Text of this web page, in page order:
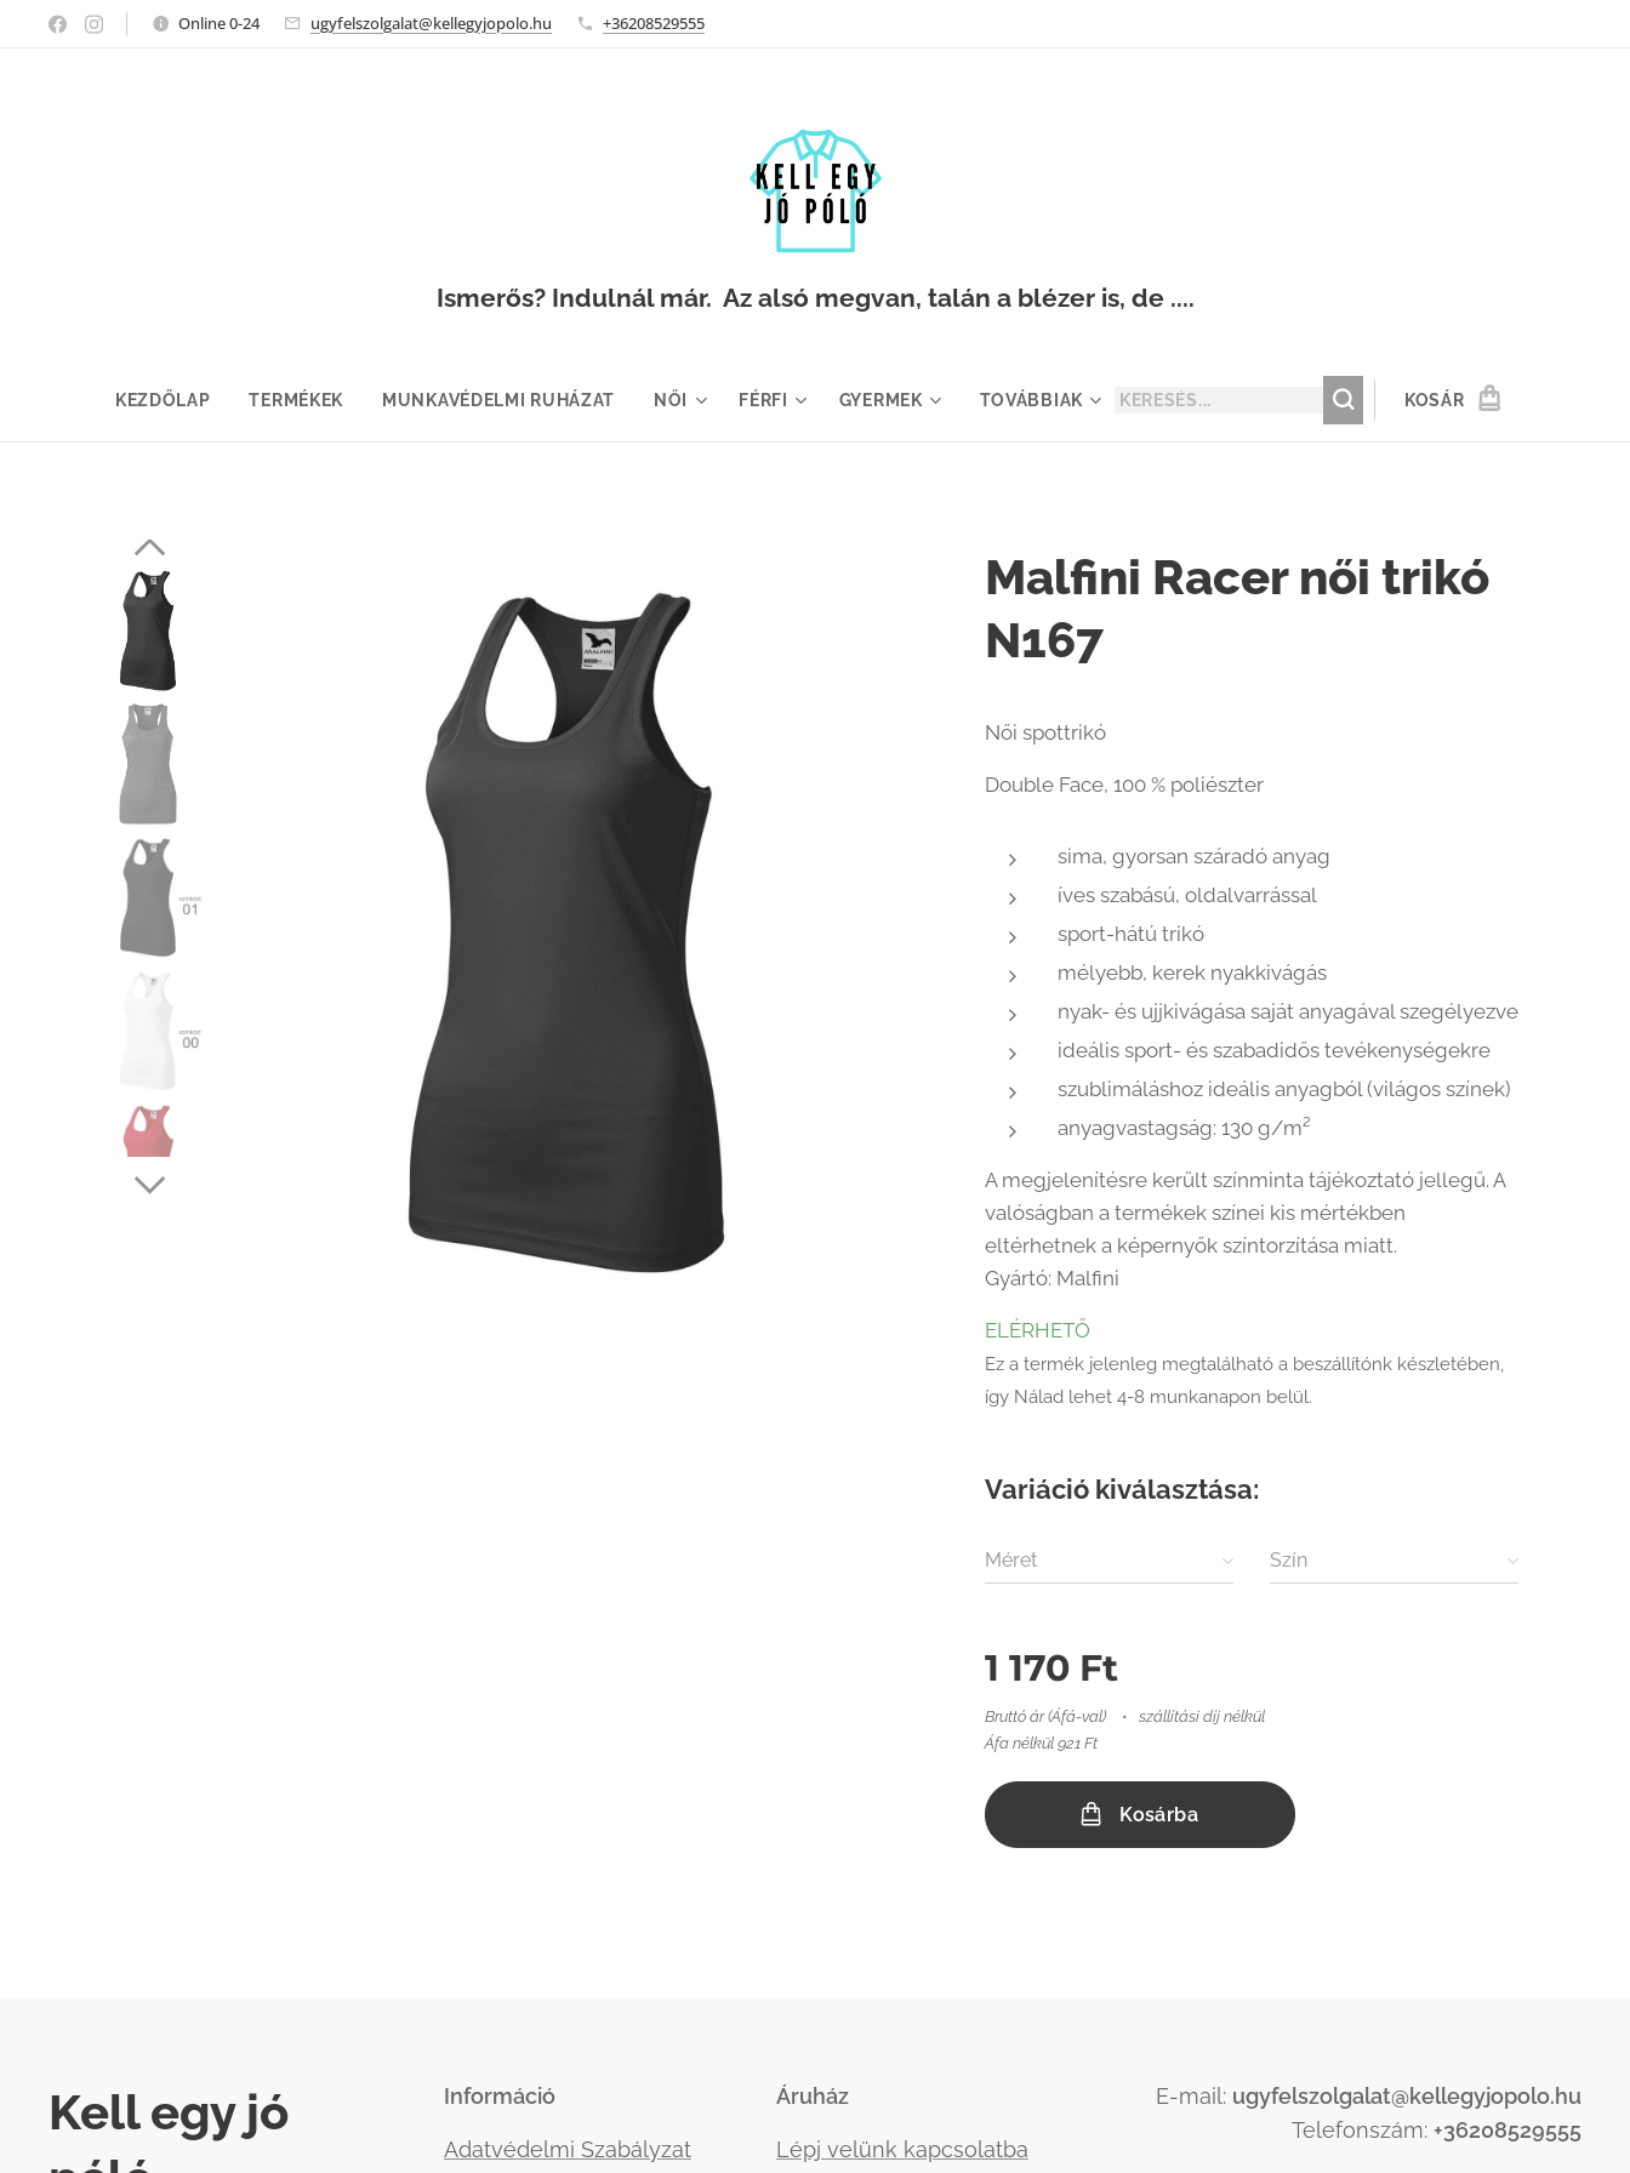
Online 0-24 ugyfelszolgalat@kellegyjopolo.hu +36208529555
Ismerős? Indulnál már. Az alsó megvan, talán a blézer is, de ....
KEZDŐLAP TERMÉKEK MUNKAVÉDELMI RUHÁZAT NŐI FÉRFI GYERMEK TOVÁBBIAK KOSÁR
Malfini Racer női trikó
N167
Női spottrikó
Double Face, 100 % poliészter
sima, gyorsan száradó anyag
íves szabású, oldalvarrással
sport-hátú trikó
mélyebb, kerek nyakkivágás
nyak- és ujjkivágása saját anyagával szegélyezve
ideális sport- és szabadidős tevékenységekre
szublimáláshoz ideális anyagból (világos színek)
anyagvastagság: 130 g/m²
A megjelenítésre került színminta tájékoztató jellegű. A
valóságban a termékek színei kis mértékben
eltérhetnek a képernyők színtorzítása miatt.
Gyártó: Malfini
ELÉRHETŐ
Ez a termék jelenleg megtalálható a beszállítónk készletében,
így Nálad lehet 4-8 munkanapon belül.
Variáció kiválasztása:
Méret Szín
1 170 Ft
Bruttó ár (Áfá-val)
szállítási díj nélkül
Áfa nélkül 921 Ft
Kosárba
Kell egy jó
Információ
Adatvédelmi Szabályzat
Áruház
Lépj velünk kapcsolatba
E-mail: ugyfelszolgalat@kellegyjopolo.hu
Telefonszám: +36208529555